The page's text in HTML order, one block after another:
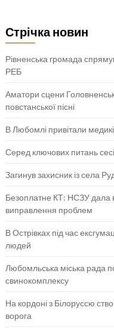
Стрічка новин
Рівненська громада
РЕБ
Аматори сцени
повстанської пісні
В Любомлі привітали
Серед ключових питань
Загинув захисник із села
Безоплатне КТ: НСЗУ дала
виправлення проблем
В Острівках під час
людей
Любомльська міська рада
свинокомплексу
На кордоні з Білоруссю
ворога